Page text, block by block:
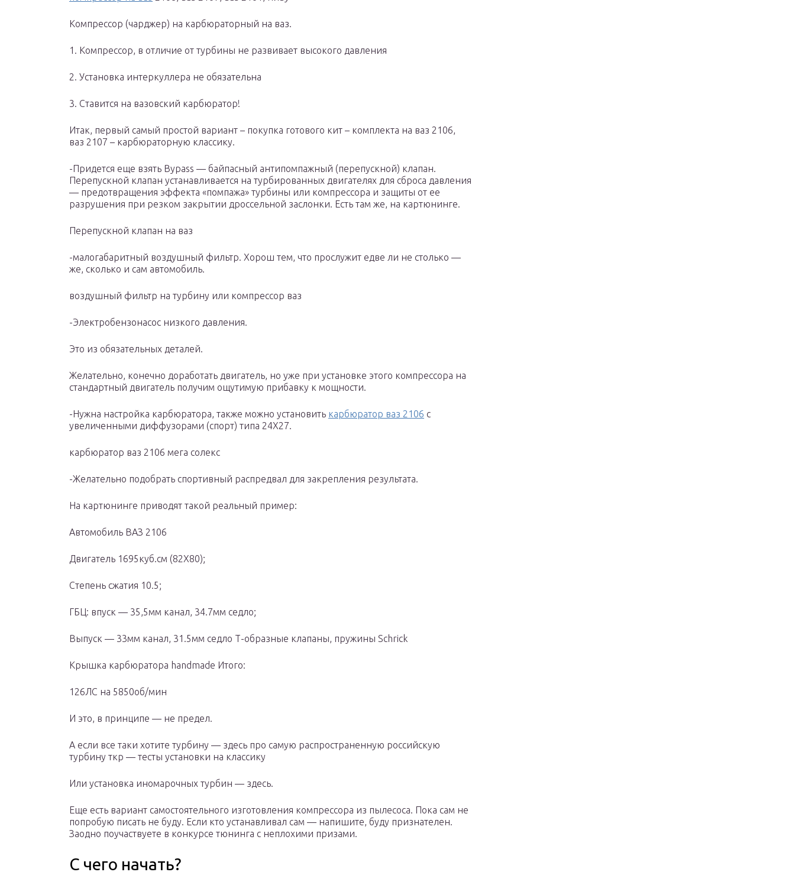
Компрессор (чарджер) на карбюраторный на ваз.
1. Компрессор, в отличие от турбины не развивает высокого давления
2. Установка интеркуллера не обязательна
3. Ставится на вазовский карбюратор!
Итак, первый самый простой вариант – покупка готового кит – комплекта на ваз 2106,
ваз 2107 – карбюраторную классику.
-Придется еще взять Bypass — байпасный антипомпажный (перепускной) клапан.
Перепускной клапан устанавливается на турбированных двигателях для сброса давления
— предотвращения эффекта «помпажа» турбины или компрессора и защиты от ее
разрушения при резком закрытии дроссельной заслонки. Есть там же, на картюнинге.
Перепускной клапан на ваз
-малогабаритный воздушный фильтр. Хорош тем, что прослужит едве ли не столько —
же, сколько и сам автомобиль.
воздушный фильтр на турбину или компрессор ваз
-Электробензонасос низкого давления.
Это из обязательных деталей.
Желательно, конечно доработать двигатель, но уже при установке этого компрессора на
стандартный двигатель получим ощутимую прибавку к мощности.
-Нужна настройка карбюратора, также можно установить карбюратор ваз 2106 с
увеличенными диффузорами (спорт) типа 24Х27.
карбюратор ваз 2106 мега солекс
-Желательно подобрать спортивный распредвал для закрепления результата.
На картюнинге приводят такой реальный пример:
Автомобиль ВАЗ 2106
Двигатель 1695куб.см (82Х80);
Степень сжатия 10.5;
ГБЦ: впуск — 35,5мм канал, 34.7мм седло;
Выпуск — 33мм канал, 31.5мм седло Т-образные клапаны, пружины Schrick
Крышка карбюратора handmade Итого:
126ЛС на 5850об/мин
И это, в принципе — не предел.
А если все таки хотите турбину — здесь про самую распространенную российскую
турбину ткр — тесты установки на классику
Или установка иномарочных турбин — здесь.
Еще есть вариант самостоятельного изготовления компрессора из пылесоса. Пока сам не
попробую писать не буду. Если кто устанавливал сам — напишите, буду признателен.
Заодно поучаствуете в конкурсе тюнинга с неплохими призами.
С чего начать?